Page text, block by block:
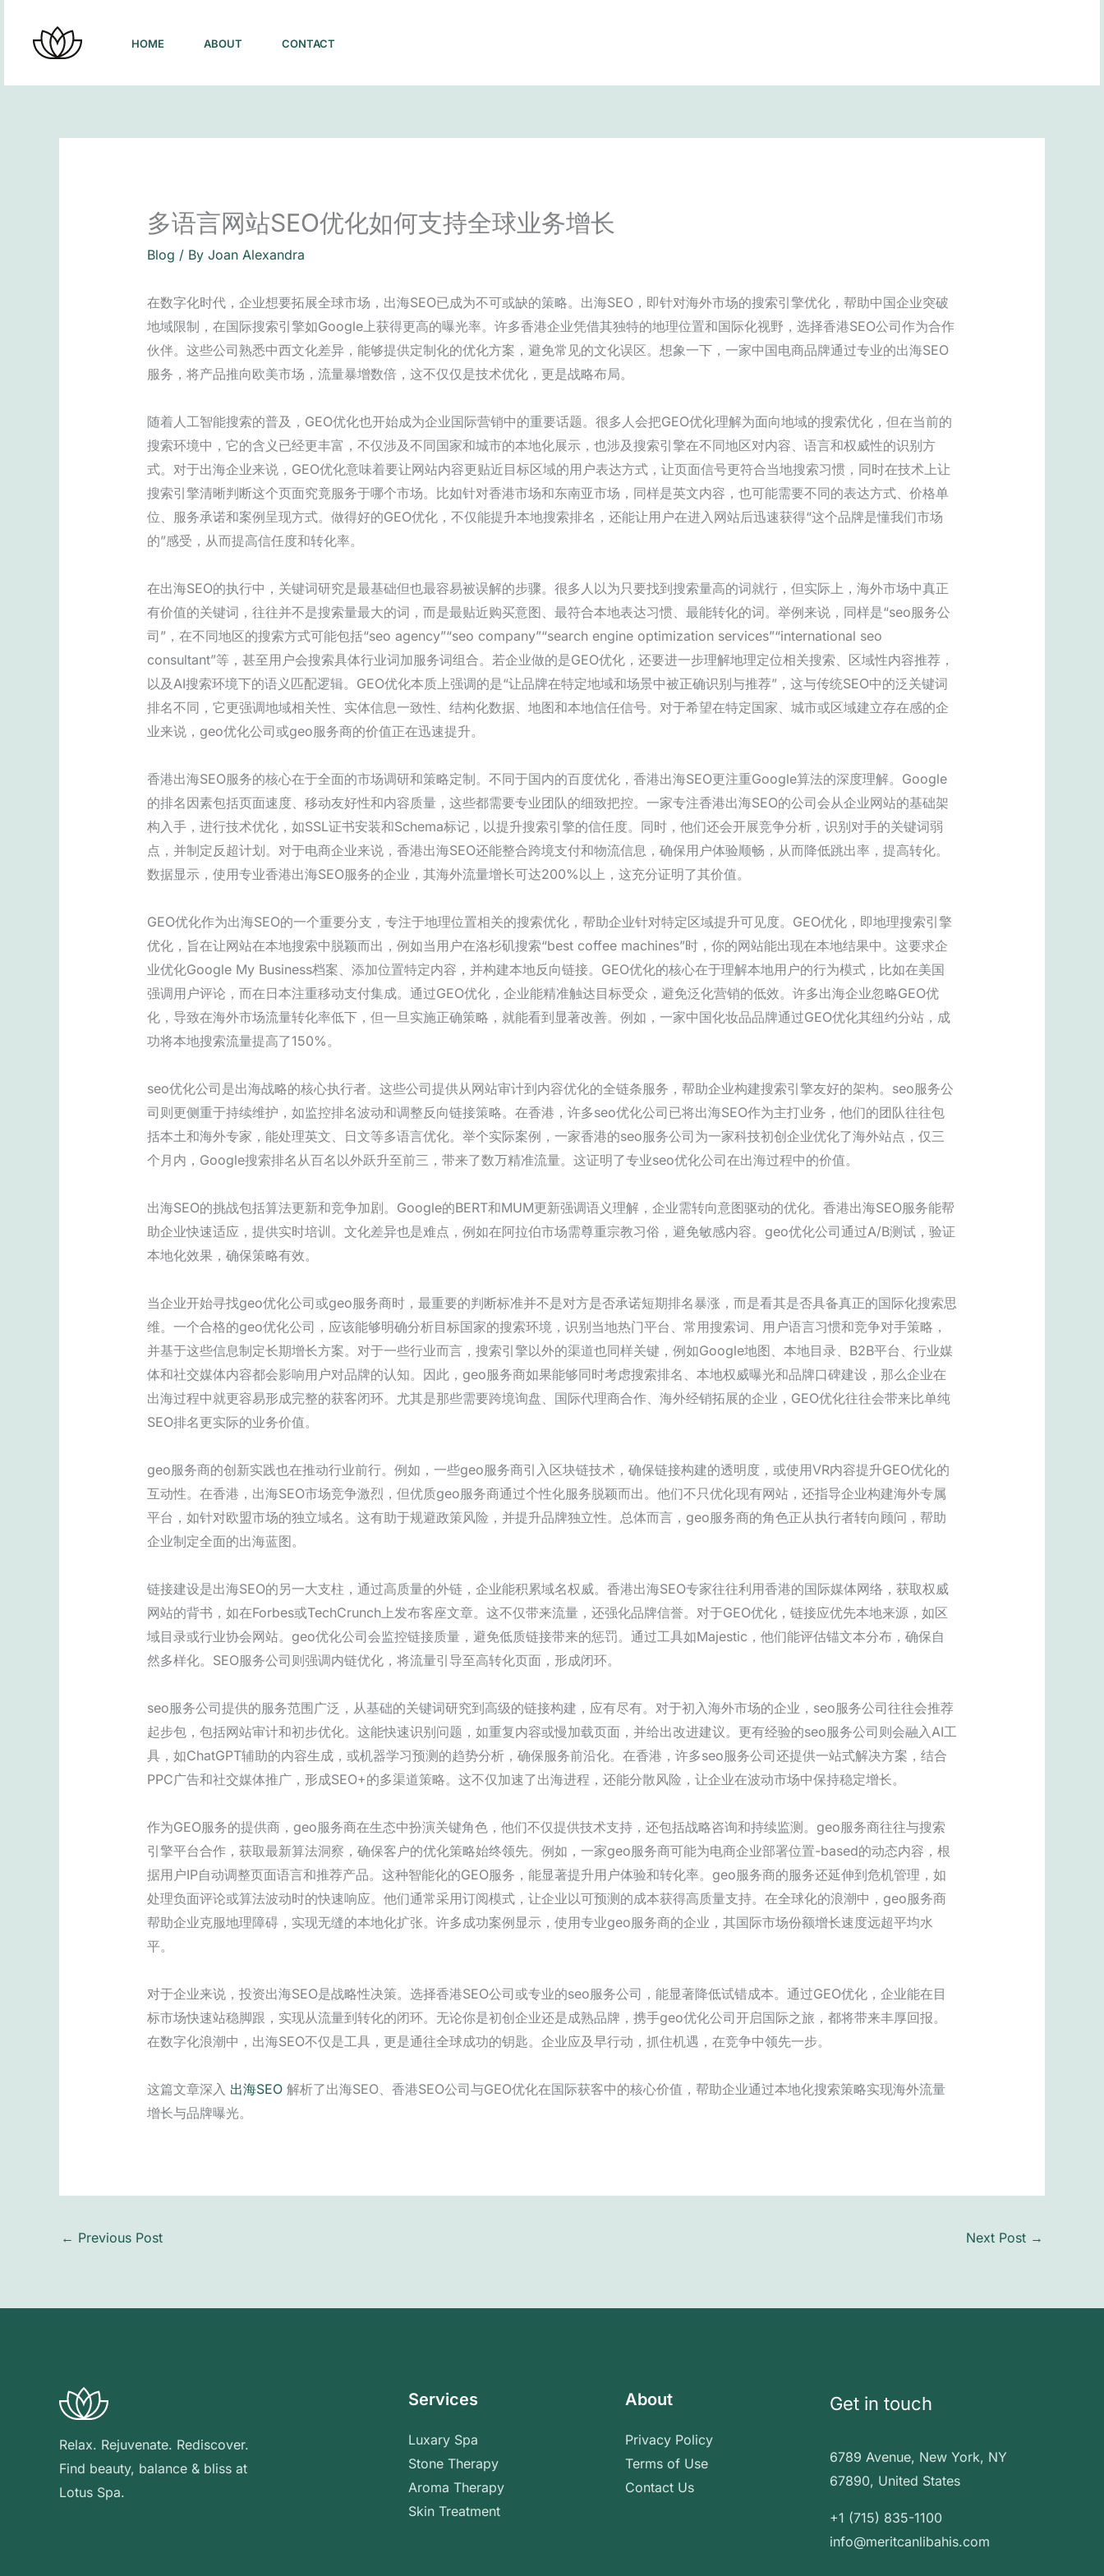
content
HOME ABOUT CONTACT
多语言网站SEO优化如何支持全球业务增长
Blog / By Joan Alexandra
在数字化时代，企业想要拓展全球市场，出海SEO已成为不可或缺的策略。出海SEO，即针对海外市场的搜索引擎优化，帮助中国企业突破
地域限制，在国际搜索引擎如Google上获得更高的曝光率。许多香港企业凭借其独特的地理位置和国际化视野，选择香港SEO公司作为合作
伙伴。这些公司熟悉中西文化差异，能够提供定制化的优化方案，避免常见的文化误区。想象一下，一家中国电商品牌通过专业的出海SEO
服务，将产品推向欧美市场，流量暴增数倍，这不仅仅是技术优化，更是战略布局。
随着人工智能搜索的普及，GEO优化也开始成为企业国际营销中的重要话题。很多人会把GEO优化理解为面向地域的搜索优化，但在当前的
搜索环境中，它的含义已经更丰富，不仅涉及不同国家和城市的本地化展示，也涉及搜索引擎在不同地区对内容、语言和权威性的识别方
式。对于出海企业来说，GEO优化意味着要让网站内容更贴近目标区域的用户表达方式，让页面信号更符合当地搜索习惯，同时在技术上让
搜索引擎清晰判断这个页面究竟服务于哪个市场。比如针对香港市场和东南亚市场，同样是英文内容，也可能需要不同的表达方式、价格单
位、服务承诺和案例呈现方式。做得好的GEO优化，不仅能提升本地搜索排名，还能让用户在进入网站后迅速获得“这个品牌是懂我们市场
的”感受，从而提高信任度和转化率。
在出海SEO的执行中，关键词研究是最基础但也最容易被误解的步骤。很多人以为只要找到搜索量高的词就行，但实际上，海外市场中真正
有价值的关键词，往往并不是搜索量最大的词，而是最贴近购买意图、最符合本地表达习惯、最能转化的词。举例来说，同样是“seo服务公
司”，在不同地区的搜索方式可能包括“seo agency”“seo company”“search engine optimization services”“international seo
consultant”等，甚至用户会搜索具体行业词加服务词组合。若企业做的是GEO优化，还要进一步理解地理定位相关搜索、区域性内容推荐，
以及AI搜索环境下的语义匹配逻辑。GEO优化本质上强调的是“让品牌在特定地域和场景中被正确识别与推荐”，这与传统SEO中的泛关键词
排名不同，它更强调地域相关性、实体信息一致性、结构化数据、地图和本地信任信号。对于希望在特定国家、城市或区域建立存在感的企
业来说，geo优化公司或geo服务商的价值正在迅速提升。
香港出海SEO服务的核心在于全面的市场调研和策略定制。不同于国内的百度优化，香港出海SEO更注重Google算法的深度理解。Google
的排名因素包括页面速度、移动友好性和内容质量，这些都需要专业团队的细致把控。一家专注香港出海SEO的公司会从企业网站的基础架
构入手，进行技术优化，如SSL证书安装和Schema标记，以提升搜索引擎的信任度。同时，他们还会开展竞争分析，识别对手的关键词弱
点，并制定反超计划。对于电商企业来说，香港出海SEO还能整合跨境支付和物流信息，确保用户体验顺畅，从而降低跳出率，提高转化。
数据显示，使用专业香港出海SEO服务的企业，其海外流量增长可达200%以上，这充分证明了其价值。
GEO优化作为出海SEO的一个重要分支，专注于地理位置相关的搜索优化，帮助企业针对特定区域提升可见度。GEO优化，即地理搜索引擎
优化，旨在让网站在本地搜索中脱颖而出，例如当用户在洛杉矶搜索“best coffee machines”时，你的网站能出现在本地结果中。这要求企
业优化Google My Business档案、添加位置特定内容，并构建本地反向链接。GEO优化的核心在于理解本地用户的行为模式，比如在美国
强调用户评论，而在日本注重移动支付集成。通过GEO优化，企业能精准触达目标受众，避免泛化营销的低效。许多出海企业忽略GEO优
化，导致在海外市场流量转化率低下，但一旦实施正确策略，就能看到显著改善。例如，一家中国化妆品品牌通过GEO优化其纽约分站，成
功将本地搜索流量提高了150%。
seo优化公司是出海战略的核心执行者。这些公司提供从网站审计到内容优化的全链条服务，帮助企业构建搜索引擎友好的架构。seo服务公
司则更侧重于持续维护，如监控排名波动和调整反向链接策略。在香港，许多seo优化公司已将出海SEO作为主打业务，他们的团队往往包
括本土和海外专家，能处理英文、日文等多语言优化。举个实际案例，一家香港的seo服务公司为一家科技初创企业优化了海外站点，仅三
个月内，Google搜索排名从百名以外跃升至前三，带来了数万精准流量。这证明了专业seo优化公司在出海过程中的价值。
出海SEO的挑战包括算法更新和竞争加剧。Google的BERT和MUM更新强调语义理解，企业需转向意图驱动的优化。香港出海SEO服务能帮
助企业快速适应，提供实时培训。文化差异也是难点，例如在阿拉伯市场需尊重宗教习俗，避免敏感内容。geo优化公司通过A/B测试，验证
本地化效果，确保策略有效。
当企业开始寻找geo优化公司或geo服务商时，最重要的判断标准并不是对方是否承诺短期排名暴涨，而是看其是否具备真正的国际化搜索思
维。一个合格的geo优化公司，应该能够明确分析目标国家的搜索环境，识别当地热门平台、常用搜索词、用户语言习惯和竞争对手策略，
并基于这些信息制定长期增长方案。对于一些行业而言，搜索引擎以外的渠道也同样关键，例如Google地图、本地目录、B2B平台、行业媒
体和社交媒体内容都会影响用户对品牌的认知。因此，geo服务商如果能够同时考虑搜索排名、本地权威曝光和品牌口碑建设，那么企业在
出海过程中就更容易形成完整的获客闭环。尤其是那些需要跨境询盘、国际代理商合作、海外经销拓展的企业，GEO优化往往会带来比单纯
SEO排名更实际的业务价值。
geo服务商的创新实践也在推动行业前行。例如，一些geo服务商引入区块链技术，确保链接构建的透明度，或使用VR内容提升GEO优化的
互动性。在香港，出海SEO市场竞争激烈，但优质geo服务商通过个性化服务脱颖而出。他们不只优化现有网站，还指导企业构建海外专属
平台，如针对欧盟市场的独立域名。这有助于规避政策风险，并提升品牌独立性。总体而言，geo服务商的角色正从执行者转向顾问，帮助
企业制定全面的出海蓝图。
链接建设是出海SEO的另一大支柱，通过高质量的外链，企业能积累域名权威。香港出海SEO专家往往利用香港的国际媒体网络，获取权威
网站的背书，如在Forbes或TechCrunch上发布客座文章。这不仅带来流量，还强化品牌信誉。对于GEO优化，链接应优先本地来源，如区
域目录或行业协会网站。geo优化公司会监控链接质量，避免低质链接带来的惩罚。通过工具如Majestic，他们能评估锚文本分布，确保自
然多样化。SEO服务公司则强调内链优化，将流量引导至高转化页面，形成闭环。
seo服务公司提供的服务范围广泛，从基础的关键词研究到高级的链接构建，应有尽有。对于初入海外市场的企业，seo服务公司往往会推荐
起步包，包括网站审计和初步优化。这能快速识别问题，如重复内容或慢加载页面，并给出改进建议。更有经验的seo服务公司则会融入AI工
具，如ChatGPT辅助的内容生成，或机器学习预测的趋势分析，确保服务前沿化。在香港，许多seo服务公司还提供一站式解决方案，结合
PPC广告和社交媒体推广，形成SEO+的多渠道策略。这不仅加速了出海进程，还能分散风险，让企业在波动市场中保持稳定增长。
作为GEO服务的提供商，geo服务商在生态中扮演关键角色，他们不仅提供技术支持，还包括战略咨询和持续监测。geo服务商往往与搜索
引擎平台合作，获取最新算法洞察，确保客户的优化策略始终领先。例如，一家geo服务商可能为电商企业部署位置-based的动态内容，根
据用户IP自动调整页面语言和推荐产品。这种智能化的GEO服务，能显著提升用户体验和转化率。geo服务商的服务还延伸到危机管理，如
处理负面评论或算法波动时的快速响应。他们通常采用订阅模式，让企业以可预测的成本获得高质量支持。在全球化的浪潮中，geo服务商
帮助企业克服地理障碍，实现无缝的本地化扩张。许多成功案例显示，使用专业geo服务商的企业，其国际市场份额增长速度远超平均水
平。
对于企业来说，投资出海SEO是战略性决策。选择香港SEO公司或专业的seo服务公司，能显著降低试错成本。通过GEO优化，企业能在目
标市场快速站稳脚跟，实现从流量到转化的闭环。无论你是初创企业还是成熟品牌，携手geo优化公司开启国际之旅，都将带来丰厚回报。
在数字化浪潮中，出海SEO不仅是工具，更是通往全球成功的钥匙。企业应及早行动，抓住机遇，在竞争中领先一步。
这篇文章深入 出海SEO解析了出海SEO、香港SEO公司与GEO优化在国际获客中的核心价值，帮助企业通过本地化搜索策略实现海外流量
增长与品牌曝光。
← Previous Post Next Post →
Relax. Rejuvenate. Rediscover.
Find beauty, balance & bliss at
Lotus Spa.
Services
Luxary Spa
Stone Therapy
Aroma Therapy
Skin Treatment
About
Privacy Policy
Terms of Use
Contact Us
Get in touch
6789 Avenue, New York, NY
67890, United States
+1 (715) 835-1100
info@meritcanlibahis.com